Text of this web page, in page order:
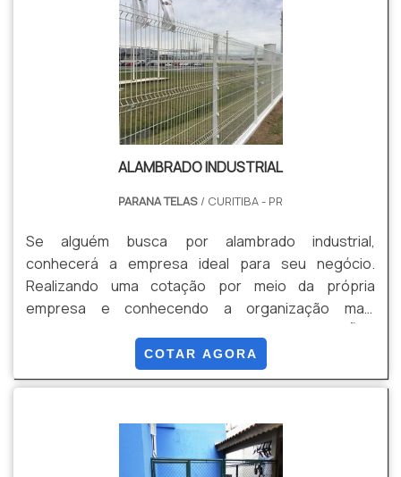
ALAMBRADO INDUSTRIAL
PARANA TELAS / CURITIBA - PR
Se alguém busca por alambrado industrial,
conhecerá a empresa ideal para seu negócio.
Realizando uma cotação por meio da própria
empresa e conhecendo a organização mais
RELEVANTES SOBRE ALAMBRADO INDUSTRIALQuem
pesquisa na internet por alambrado industrial em uma
site da Paraná Telas. Empresa especializada em
grade de proteção e gradil revestido em PVC,
garantindo o que há de melhor na atualidade.Ainda
COTAR AGORA